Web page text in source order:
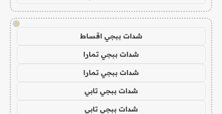
!
شدات ببجي اقساط
شدات ببجي تمارا
شدات ببجي تمارا
شدات ببجي تابي
شدات ببجي تابي